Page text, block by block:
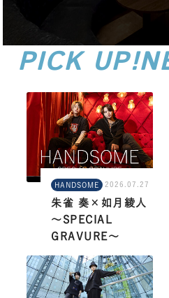
PICK
HANDSOME 2026.07.27
朱雀 奏×如月綾人
～SPECIAL
GRAVURE～